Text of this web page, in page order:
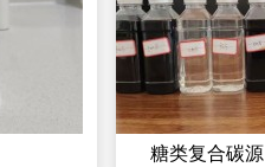
糖类复合碳源